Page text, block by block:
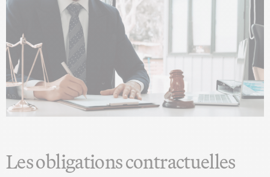
Les obligations contractuelles